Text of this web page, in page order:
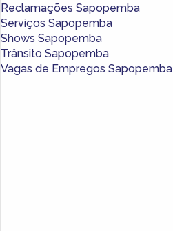
Reclamações Sapopemba
Serviços Sapopemba
Shows Sapopemba
Trânsito Sapopemba
Vagas de Empregos Sapopemba